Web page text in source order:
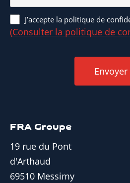
(Consulter
la
politique
J’accepte la politique de
(Consulter la politique de
FRA Groupe
19 rue du Pont
d'Arthaud
69510 Messimy